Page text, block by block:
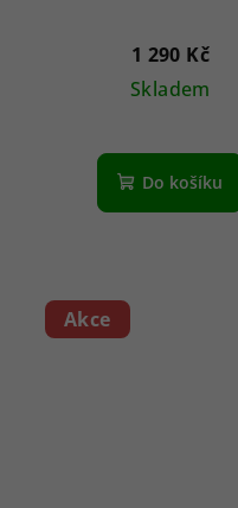
1 290 Kč
Skladem
Do košíku
Akce